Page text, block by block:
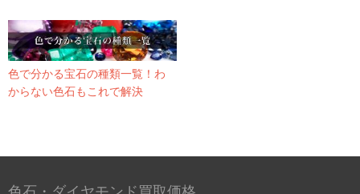
色で分かる宝石の種類一覧！わ
からない色石もこれで解決